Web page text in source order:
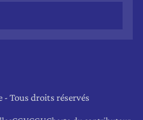
Tous droits réservés